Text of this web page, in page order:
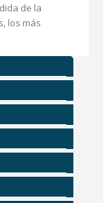
de la
los más